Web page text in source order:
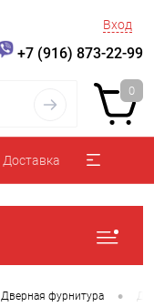
Вход
+7 (916) 873-22-99
0
Доставка
Дверная фурнитура •